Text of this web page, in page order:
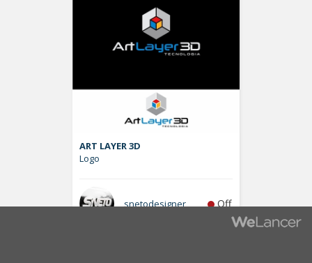
ART LAYER 3D
Logo
snetodesigner Off